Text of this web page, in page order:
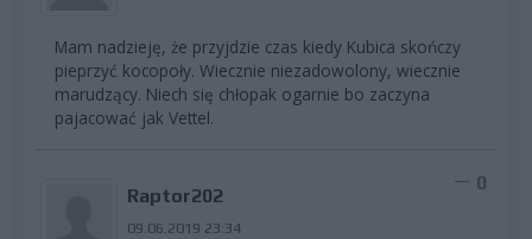
Mam nadzieję, że przyjdzie czas kiedy Kubica skończy
pieprzyć kocopoły. Wiecznie niezadowolony, wiecznie
marudzący. Niech się chłopak ogarnie bo zaczyna
pajacować jak Vettel.
Raptor202
09.06.2019 23:34
0